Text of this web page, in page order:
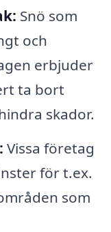
Snö som
och
erbjuder
ta bort
skador.
Vissa företag
för t.ex.
som